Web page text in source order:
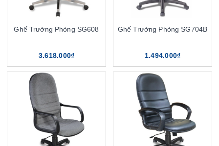
Ghế Trưởng Phòng SG608
3.618.000₫
Ghế Trưởng Phòng SG704B
1.494.000₫